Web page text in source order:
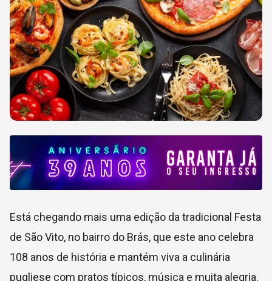
Está chegando mais uma edição da tradicional Festa
de São Vito, no bairro do Brás, que este ano celebra
108 anos de história e mantém viva a culinária
pugliese com pratos típicos, música e muita alegria.